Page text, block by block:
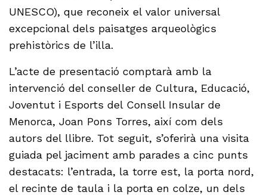
UNESCO), que reconeix el valor universal
excepcional dels paisatges arqueològics
prehistòrics de l’illa.
L’acte de presentació comptarà amb la
intervenció del conseller de Cultura, Educació,
Joventut i Esports del Consell Insular de
Menorca, Joan Pons Torres, així com dels
autors del llibre. Tot seguit, s’oferirà una visita
guiada pel jaciment amb parades a cinc punts
destacats: l’entrada, la torre est, la porta nord,
el recinte de taula i la porta en colze, un dels